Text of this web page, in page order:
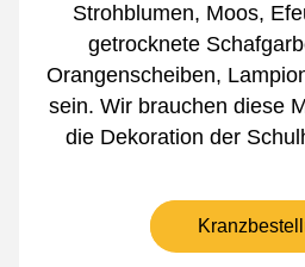
Strohblumen, Moos,
getrocknete
Orangenscheiben,
sein. Wir brauchen diese
die Dekoration der